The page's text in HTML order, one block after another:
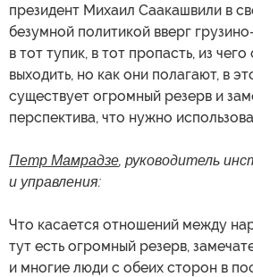
президент Михаил Саакашвили в
безумной политикой вверг
в тот тупик, в тот пропасть, из
выходить, но как они полагают, в
существует огромный резерв и
перспектива, что нужно
Петр Мамрадзе, руководитель
и управления:
Что касается отношений между
тут есть огромный резерв,
и многие люди с обеих сторон в